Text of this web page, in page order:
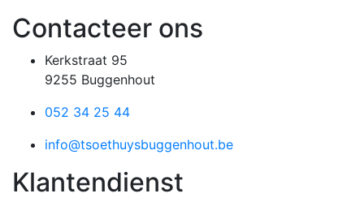
Contacteer ons
Kerkstraat 95
9255 Buggenhout
052 34 25 44
info@tsoethuysbuggenhout.be
Klantendienst